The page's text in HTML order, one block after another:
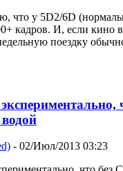
что у 5D2/6D
кадров. И, если кино
поездку
- 02/Июл/2013 03:23